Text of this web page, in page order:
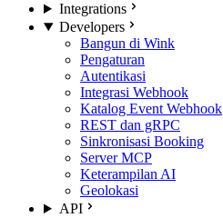
Integrations
Developers
Bangun di Wink
Pengaturan
Autentikasi
Integrasi Webhook
Katalog Event Webhook
REST dan gRPC
Sinkronisasi Booking
Server MCP
Keterampilan AI
Geolokasi
API